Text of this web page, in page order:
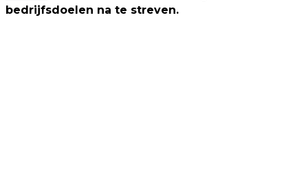
bedrijfsdoelen na te streven.